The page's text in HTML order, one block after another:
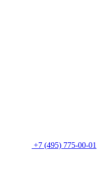
+7 (495) 775-00-01